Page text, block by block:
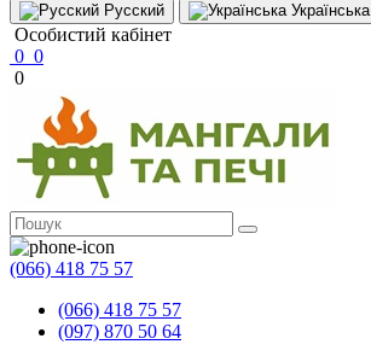
Русский
Українська
Особистий кабінет
0 0
0
(066) 418 75 57
(066) 418 75 57
(097) 870 50 64